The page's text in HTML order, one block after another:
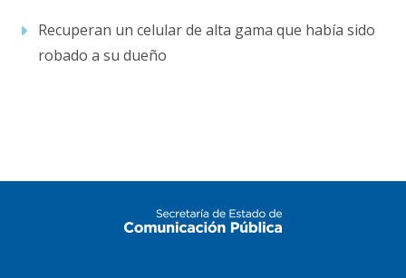
Recuperan un celular de alta gama que había sido
robado a su dueño